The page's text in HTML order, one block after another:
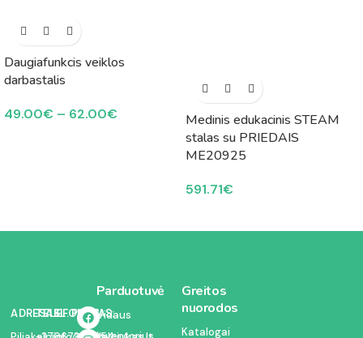
Daugiafunkcis veiklos
darbastalis
49.00€ – 62.00€
Medinis edukacinis STEAM
stalas su PRIEDAIS
ME20925
591.71€
ADRESAS:TELEFONAS:
EL. PAŠTAS:
Parduotuvė
Vidaus
Greitos
nuorodos
Katalogai